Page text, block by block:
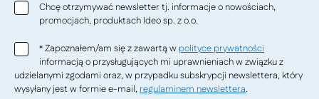
Chcę otrzymywać newsletter tj. informacje o nowościach,
promocjach, produktach Ideo sp. z o.o.
*Zapoznałem/am się z zawartą w polityce prywatności
informacją o przysługujących mi uprawnieniach w związku z
udzielanymi zgodami oraz, w przypadku subskrypcji newslettera, który
wysyłany jest w formie e-mail, regulaminem newslettera.